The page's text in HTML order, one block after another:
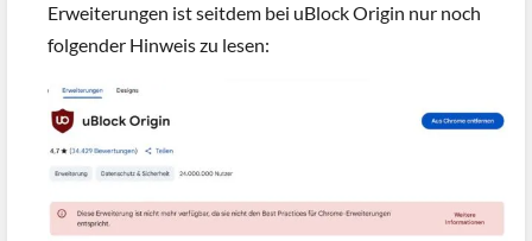
Erweiterungen ist seitdem bei uBlock Origin nur noch
folgender Hinweis zu lesen: